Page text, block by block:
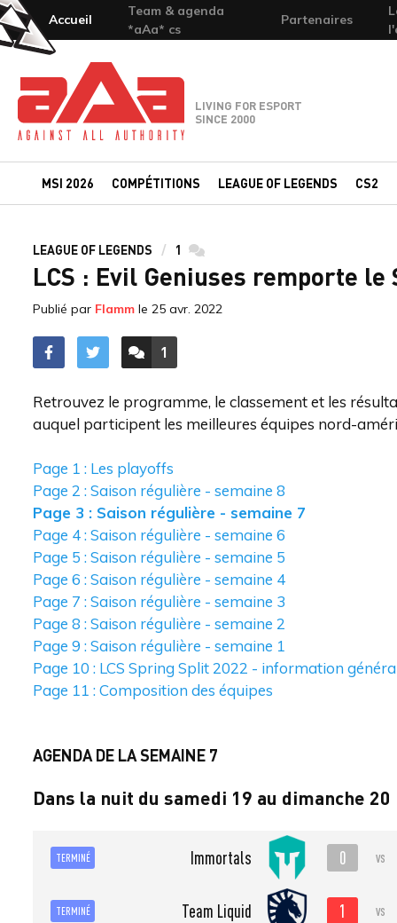
Accueil
Team & agenda
*aAa* cs
Partenaires
Team-aAa - against All authority
LIVING FOR ESPORT
SINCE 2000
MSI 2026 COMPÉTITIONS LEAGUE OF LEGENDS CS2
LEAGUE OF LEGENDS 1 commentaires
LCS : Evil Geniuses remporte
Publié par Flamm le 25 avr. 2022
ACCÉDER AUX
1
COMMENTAIRES
Retrouvez le programme, le classement et les
auquel participent les meilleures équipes nord-
Page 1 : Les playoffs
Page 2 : Saison régulière - semaine 8
Page 3 : Saison régulière - semaine 7
Page 4 : Saison régulière - semaine 6
Page 5 : Saison régulière - semaine 5
Page 6 : Saison régulière - semaine 4
Page 7 : Saison régulière - semaine 3
Page 8 : Saison régulière - semaine 2
Page 9 : Saison régulière - semaine 1
Page 10 : LCS Spring Split 2022 - information
Page 11 : Composition des équipes
AGENDA DE LA SEMAINE 7
Dans la nuit du samedi 19 au dimanche
TERMINÉ Immortals 0 vs
TERMINÉ Team Liquid 1 vs